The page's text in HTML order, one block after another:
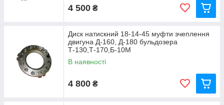
4 500 ₴
Диск натискний 18-14-45 муфти зчеплення
двигуна Д-160, Д-180 бульдозера
Т-130,Т-170,Б-10М
В наявності
4 800 ₴